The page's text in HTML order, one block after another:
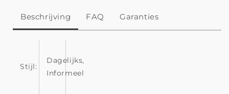
Beschrijving FAQ Garanties
Stijl:
Dagelijks,
Informeel